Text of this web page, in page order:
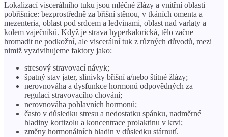
Lokalizací viscerálního tuku jsou mléčné žlázy a vnitřní oblasti
pobřišnice: bezprostředně za břišní stěnou, v tkáních omenta a
mezenteria, oblast pod srdcem a ledvinami, oblast nad varlaty a
kolem vaječníků. Když je strava hyperkalorická, tělo začne
hromadit ne podkožní, ale viscerální tuk z různých důvodů, mezi
nimiž vyzdvihujeme faktory jako:
stresový stravovací návyk;
špatný stav jater, slinivky břišní a/nebo štítné žlázy;
nerovnováha a dysfunkce hormonů odpovědných za
regulaci stravovacího chování;
nerovnováha pohlavních hormonů;
často v důsledku stresu a nedostatku spánku, nadměrné
hladiny kortizolu a koncentrace prolaktinu v krvi;
změny hormonálních hladin v důsledku stárnutí.